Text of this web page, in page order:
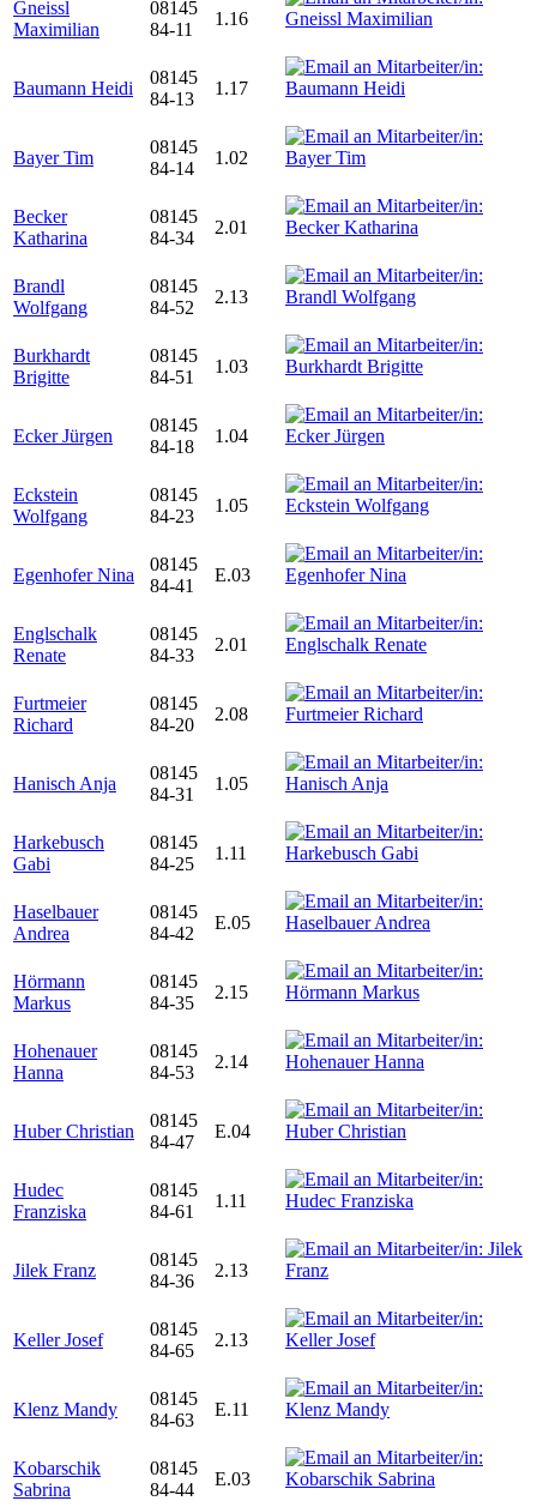
Gneissl
Maximilian
08145
84-11
1.16
Baumann Heidi
08145
84-13
1.17
Bayer Tim
08145
84-14
1.02
Becker
Katharina
08145
84-34
2.01
Brandl
Wolfgang
08145
84-52
2.13
Burkhardt
Brigitte
08145
84-51
1.03
Ecker Jürgen
08145
84-18
1.04
Eckstein
Wolfgang
08145
84-23
1.05
Egenhofer Nina
08145
84-41
E.03
Englschalk
Renate
08145
84-33
2.01
Furtmeier
Richard
08145
84-20
2.08
Hanisch Anja
08145
84-31
1.05
Harkebusch
Gabi
08145
84-25
1.11
Haselbauer
Andrea
08145
84-42
E.05
Hörmann
Markus
08145
84-35
2.15
Hohenauer
Hanna
08145
84-53
2.14
Huber Christian
08145
84-47
E.04
Hudec
Franziska
08145
84-61
1.11
Jilek Franz
08145
84-36
2.13
Keller Josef
08145
84-65
2.13
Klenz Mandy
08145
84-63
E.11
Kobarschik
Sabrina
08145
84-44
E.03